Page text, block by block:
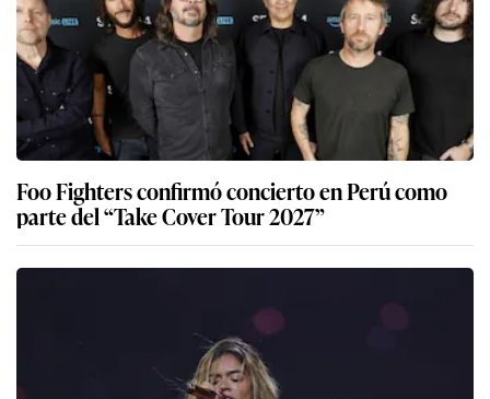
Foo Fighters confirmó concierto en Perú como
parte del “Take Cover Tour 2027”